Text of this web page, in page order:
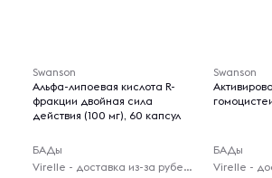
Swanson
Альфа-липоевая кислота R-
фракции двойная сила
действия (100 мг), 60 капсул
БАДы
Virelle - доставка из-за рубежа
Swanson
БАДы